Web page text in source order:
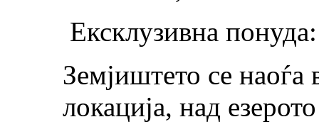
Ексклузивна
Земјиштето се
локација, над